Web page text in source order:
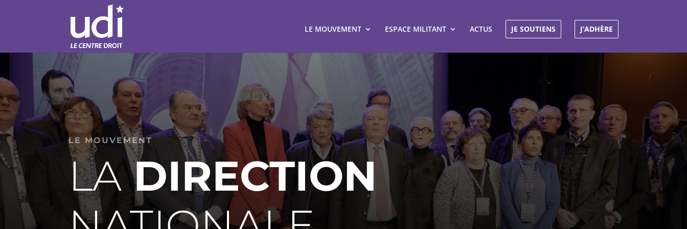
LE MOUVEMENT ESPACE MILITANT ACTUS JE SOUTIENS J’ADHÈRE
LE MOUVEMENT
LADIRECTION